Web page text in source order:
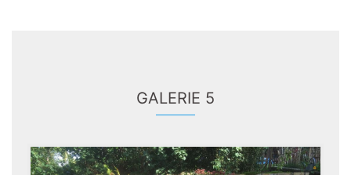
GALERIE 5